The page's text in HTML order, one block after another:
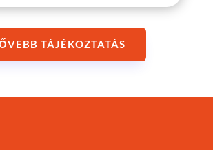
TÁJÉKOZTATÁS